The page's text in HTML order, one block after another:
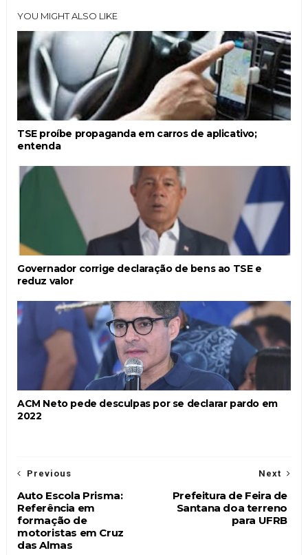
YOU MIGHT ALSO LIKE
TSE proíbe propaganda em carros de aplicativo;
entenda
Governador corrige declaração de bens ao TSE e
reduz valor
ACM Neto pede desculpas por se declarar pardo em
2022
Next
Prefeitura de Feira de
Santana doa terreno
para UFRB
Previous
Auto Escola Prisma:
Referência em
formação de
motoristas em Cruz
das Almas